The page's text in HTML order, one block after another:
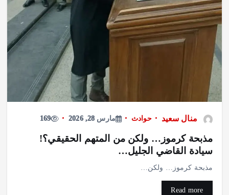
منال سعيد حوادث مارس 28, 2026 169
مذبحة كرموز… ولكن من المتهم الحقيقي؟!
سيادة القاضي الجليل…
مذبحة كرموز… ولكن…
Read more